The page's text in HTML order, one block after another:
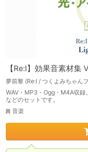
【Re:I】効果音素材集
夢前黎 (Re:I / つくよみちゃん
WAV・MP3・Ogg・M4A収録
などのセットです。
音楽